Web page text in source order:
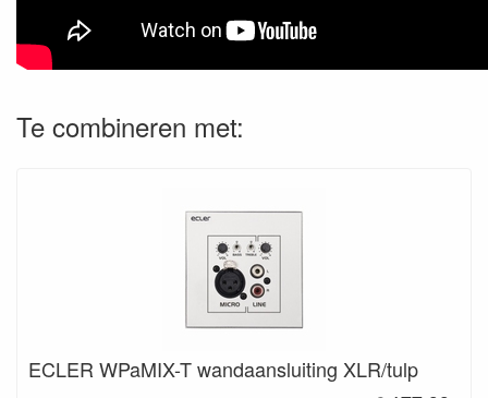
Te combineren met:
ECLER WPaMIX-T wandaansluiting XLR/tulp